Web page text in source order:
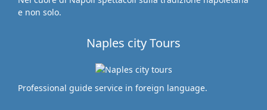
e non solo.
Naples city Tours
Professional guide service in foreign language.